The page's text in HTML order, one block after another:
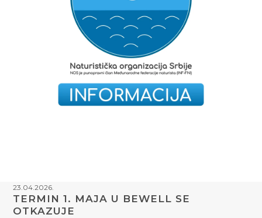
23.04.2026.
TERMIN 1. MAJA U BEWELL SE
OTKAZUJE